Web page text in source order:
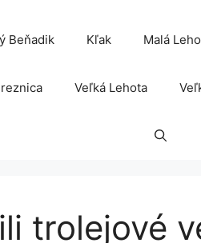
Beňadik Kľak Malá
Veľká Lehota
trolejové